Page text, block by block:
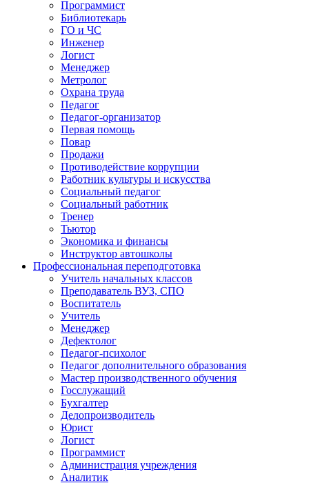
Программист
Библиотекарь
ГО и ЧС
Инженер
Логист
Менеджер
Метролог
Охрана труда
Педагог
Педагог-организатор
Первая помощь
Повар
Продажи
Противодействие коррупции
Работник культуры и искусства
Социальный педагог
Социальный работник
Тренер
Тьютор
Экономика и финансы
Инструктор автошколы
Профессиональная переподготовка
Учитель начальных классов
Преподаватель ВУЗ, СПО
Воспитатель
Учитель
Менеджер
Дефектолог
Педагог-психолог
Педагог дополнительного образования
Мастер производственного обучения
Госслужащий
Бухгалтер
Делопроизводитель
Юрист
Логист
Программист
Администрация учреждения
Аналитик